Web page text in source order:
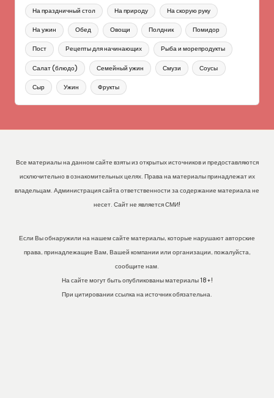
На праздничный стол На природу На скорую руку
На ужин Обед Овощи Полдник Помидор
Пост Рецепты для начинающих Рыба и морепродукты
Салат (блюдо) Семейный ужин Смузи Соусы
Сыр Ужин Фрукты
Все материалы на данном сайте взяты из открытых источников и предоставляются
исключительно в ознакомительных целях. Права на материалы принадлежат их
владельцам. Администрация сайта ответственности за содержание материала не
несет. Сайт не является СМИ!
Если Вы обнаружили на нашем сайте материалы, которые нарушают авторские
права, принадлежащие Вам, Вашей компании или организации, пожалуйста,
сообщите нам.
На сайте могут быть опубликованы материалы 18+!
При цитировании ссылка на источник обязательна.